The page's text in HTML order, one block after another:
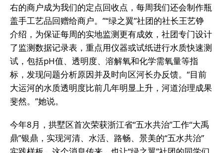
右的商户成为我们的定点回收点，每周我们还会制作瓶
盖手工艺品回赠给商户。”“绿之翼”社团的社长王艺铮
介绍，为保证每周的实地监测更有成效，社团专门设计
了监测数据记录表，重点用仪器或试纸进行水质快速测
试，包括pH值、透明度、溶解氧和化学需氧量等指
标，发现问题分析原因并及时向区河长办反馈。“目前
大运河的水质透明度比前几年明显上升，河道治理成果
斐然。”她说。
今年8月，拱墅区首次荣获浙江省“五水共治”工作“大禹
鼎”银鼎，实现河清、水活、路畅、景美的“五水共治”